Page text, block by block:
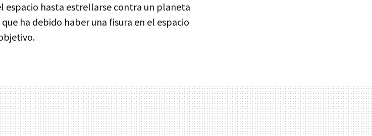
espacio hasta estrellarse contra un planeta
ha debido haber una fisura en el espacio